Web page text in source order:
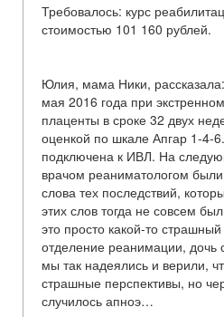
Требовалось: курс
стоимостью 101 160 рублей.
Юлия, мама Ники,
мая 2016 года при
плаценты в сроке 32 двух
оценкой по шкале Апгар 1-4-
подключена к ИВЛ. На
врачом реаниматологом
слова тех последствий,
этих слов тогда не совсем
это просто какой-то
отделение реанимации,
мы так надеялись и верили,
страшные перспективы, но
случилось апноэ…